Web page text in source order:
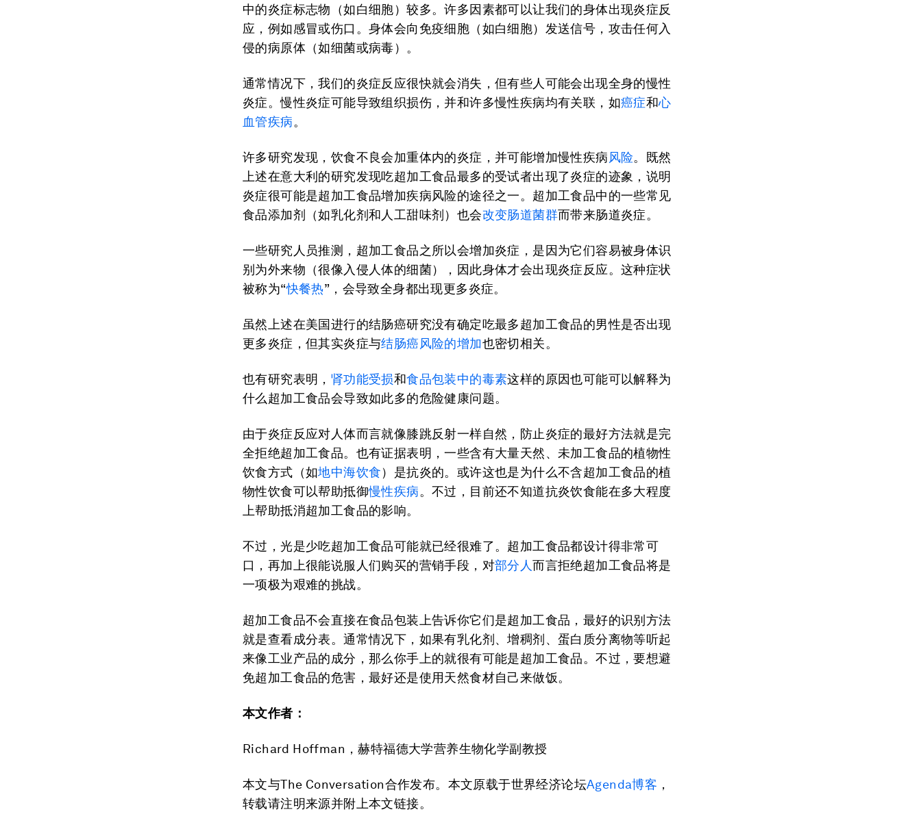
中的炎症标志物（如白细胞）较多。许多因素都可以让我们的身体出现炎症反
应，例如感冒或伤口。身体会向免疫细胞（如白细胞）发送信号，攻击任何入
侵的病原体（如细菌或病毒）。
通常情况下，我们的炎症反应很快就会消失，但有些人可能会出现全身的慢性
炎症。慢性炎症可能导致组织损伤，并和许多慢性疾病均有关联，如癌症和心
血管疾病。
许多研究发现，饮食不良会加重体内的炎症，并可能增加慢性疾病风险。既然
上述在意大利的研究发现吃超加工食品最多的受试者出现了炎症的迹象，说明
炎症很可能是超加工食品增加疾病风险的途径之一。超加工食品中的一些常见
食品添加剂（如乳化剂和人工甜味剂）也会改变肠道菌群而带来肠道炎症。
一些研究人员推测，超加工食品之所以会增加炎症，是因为它们容易被身体识
别为外来物（很像入侵人体的细菌），因此身体才会出现炎症反应。这种症状
被称为“快餐热”，会导致全身都出现更多炎症。
虽然上述在美国进行的结肠癌研究没有确定吃最多超加工食品的男性是否出现
更多炎症，但其实炎症与结肠癌风险的增加也密切相关。
也有研究表明， 肾功能受损和食品包装中的毒素这样的原因也可能可以解释为
什么超加工食品会导致如此多的危险健康问题。
由于炎症反应对人体而言就像膝跳反射一样自然，防止炎症的最好方法就是完
全拒绝超加工食品。也有证据表明，一些含有大量天然、未加工食品的植物性
饮食方式（如地中海饮食）是抗炎的。或许这也是为什么不含超加工食品的植
物性饮食可以帮助抵御慢性疾病。不过，目前还不知道抗炎饮食能在多大程度
上帮助抵消超加工食品的影响。
不过，光是少吃超加工食品可能就已经很难了。超加工食品都设计得非常可
口，再加上很能说服人们购买的营销手段，对部分人而言拒绝超加工食品将是
一项极为艰难的挑战。
超加工食品不会直接在食品包装上告诉你它们是超加工食品，最好的识别方法
就是查看成分表。通常情况下，如果有乳化剂、增稠剂、蛋白质分离物等听起
来像工业产品的成分，那么你手上的就很有可能是超加工食品。不过，要想避
免超加工食品的危害，最好还是使用天然食材自己来做饭。
本文作者：
Richard Hoffman，赫特福德大学营养生物化学副教授
本文与The Conversation合作发布。本文原载于世界经济论坛Agenda博客 ，
转载请注明来源并附上本文链接。